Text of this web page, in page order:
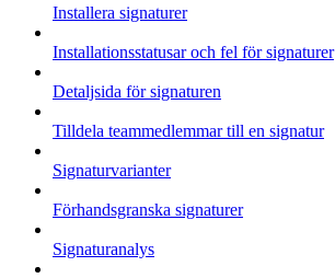
Installera signaturer
Installationsstatusar och fel för signaturer
Detaljsida för signaturen
Tilldela teammedlemmar till en signatur
Signaturvarianter
Förhandsgranska signaturer
Signaturanalys